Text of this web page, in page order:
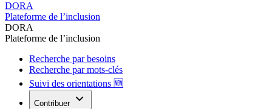
DORA
Plateforme de l’inclusion
DORA
Plateforme de l’inclusion
Recherche par besoins
Recherche par mots-clés
Suivi des orientations 🆕
Contribuer